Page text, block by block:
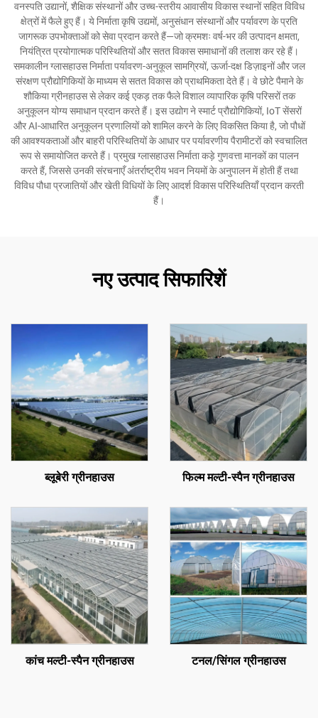
वनस्पति उद्यानों, शैक्षिक संस्थानों और उच्च-स्तरीय आवासीय विकास स्थानों सहित विविध
क्षेत्रों में फैले हुए हैं। ये निर्माता कृषि उद्यमों, अनुसंधान संस्थानों और पर्यावरण के प्रति
जागरूक उपभोक्ताओं को सेवा प्रदान करते हैं—जो क्रमशः वर्ष-भर की उत्पादन क्षमता,
नियंत्रित प्रयोगात्मक परिस्थितियों और सतत विकास समाधानों की तलाश कर रहे हैं।
समकालीन ग्लासहाउस निर्माता पर्यावरण-अनुकूल सामग्रियों, ऊर्जा-दक्ष डिज़ाइनों और जल
संरक्षण प्रौद्योगिकियों के माध्यम से सतत विकास को प्राथमिकता देते हैं। वे छोटे पैमाने के
शौकिया ग्रीनहाउस से लेकर कई एकड़ तक फैले विशाल व्यापारिक कृषि परिसरों तक
अनुकूलन योग्य समाधान प्रदान करते हैं। इस उद्योग ने स्मार्ट प्रौद्योगिकियों, IoT सेंसरों
और AI-आधारित अनुकूलन प्रणालियों को शामिल करने के लिए विकसित किया है, जो पौधों
की आवश्यकताओं और बाहरी परिस्थितियों के आधार पर पर्यावरणीय पैरामीटरों को स्वचालित
रूप से समायोजित करते हैं। प्रमुख ग्लासहाउस निर्माता कड़े गुणवत्ता मानकों का पालन
करते हैं, जिससे उनकी संरचनाएँ अंतर्राष्ट्रीय भवन नियमों के अनुपालन में होती हैं तथा
विविध पौधा प्रजातियों और खेती विधियों के लिए आदर्श विकास परिस्थितियाँ प्रदान करती
हैं।
नए उत्पाद सिफारिशें
ब्लूबेरी ग्रीनहाउस फिल्म मल्टी-स्पैन ग्रीनहाउस
कांच मल्टी-स्पैन ग्रीनहाउस टनल/सिंगल ग्रीनहाउस